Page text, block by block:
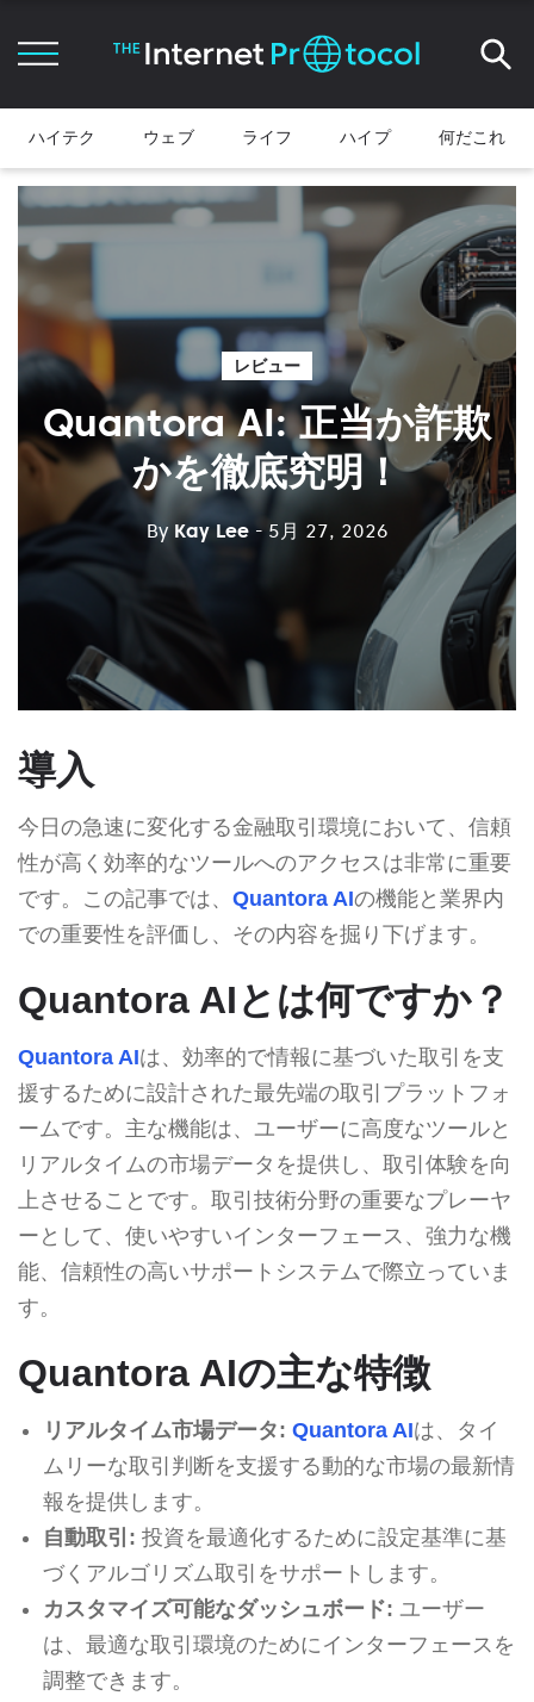
ハイテク ウェブ ライフ ハイプ 何だこれ
レビュー
Quantora AI: 正当か詐欺
かを徹底究明！
By Kay Lee - 5月 27, 2026
導入
今日の急速に変化する金融取引環境において、信頼
性が高く効率的なツールへのアクセスは非常に重要
です。この記事では、 Quantora AIの機能と業界内
での重要性を評価し、その内容を掘り下げます。
Quantora AIとは何ですか？
Quantora AIは、効率的で情報に基づいた取引を支
援するために設計された最先端の取引プラットフォ
ームです。主な機能は、ユーザーに高度なツールと
リアルタイムの市場データを提供し、取引体験を向
上させることです。取引技術分野の重要なプレーヤ
ーとして、使いやすいインターフェース、強力な機
能、信頼性の高いサポートシステムで際立っていま
す。
Quantora AIの主な特徴
リアルタイム市場データ: Quantora AIは、タイ
ムリーな取引判断を支援する動的な市場の最新情
報を提供します。
自動取引: 投資を最適化するために設定基準に基
づくアルゴリズム取引をサポートします。
カスタマイズ可能なダッシュボード: ユーザー
は、最適な取引環境のためにインターフェースを
調整できます。